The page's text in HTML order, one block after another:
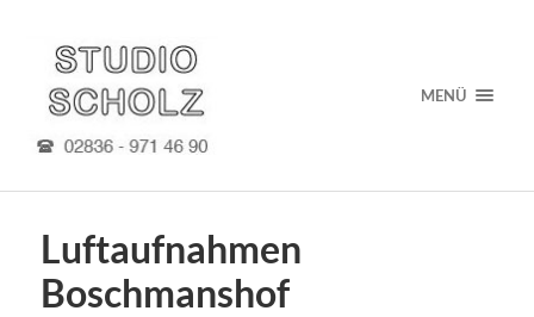
MENÜ
Luftaufnahmen
Boschmanshof